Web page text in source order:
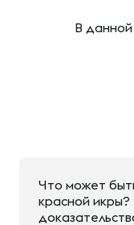
В данной
Что может
красной